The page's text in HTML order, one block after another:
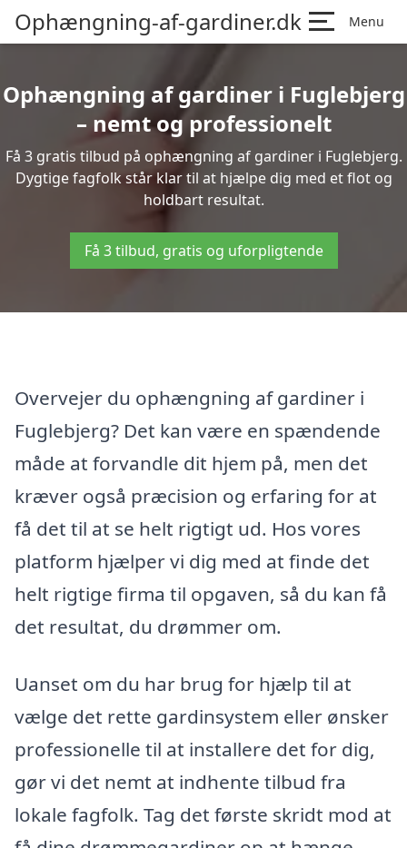
Ophængning-af-gardiner.dk Menu
Ophængning af gardiner i Fuglebjerg
– nemt og professionelt
Få 3 gratis tilbud på ophængning af gardiner i Fuglebjerg.
Dygtige fagfolk står klar til at hjælpe dig med et flot og
holdbart resultat.
Få 3 tilbud, gratis og uforpligtende
Overvejer du ophængning af gardiner i
Fuglebjerg? Det kan være en spændende
måde at forvandle dit hjem på, men det
kræver også præcision og erfaring for at
få det til at se helt rigtigt ud. Hos vores
platform hjælper vi dig med at finde det
helt rigtige firma til opgaven, så du kan få
det resultat, du drømmer om.
Uanset om du har brug for hjælp til at
vælge det rette gardinsystem eller ønsker
professionelle til at installere det for dig,
gør vi det nemt at indhente tilbud fra
lokale fagfolk. Tag det første skridt mod at